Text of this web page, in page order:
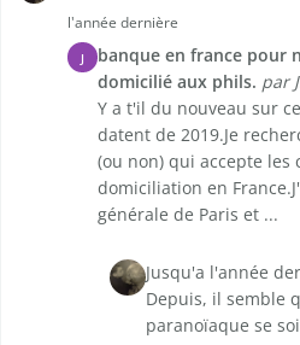
l'année dernière
J
banque en france pour
domicilié aux phils. par
Y a t'il du nouveau sur
datent de 2019.Je
(ou non) qui accepte les
domiciliation en
générale de Paris et ...
Jusqu'a l'année
Depuis, il semble
paranoïaque se